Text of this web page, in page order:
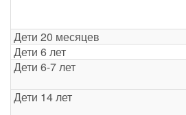
Дети 20 месяцев
Дети 6 лет
Дети 6-7 лет
Дети 14 лет